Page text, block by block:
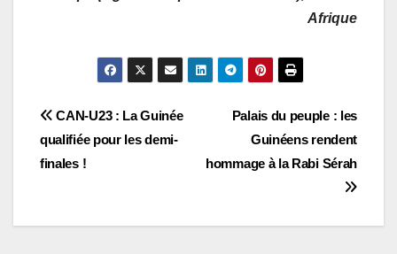
Afrique
Navigation
de
Palais du peuple : les
Guinéens rendent
hommage à la Rabi Sérah
CAN-U23 : La Guinée
qualifiée pour les demi-
finales !